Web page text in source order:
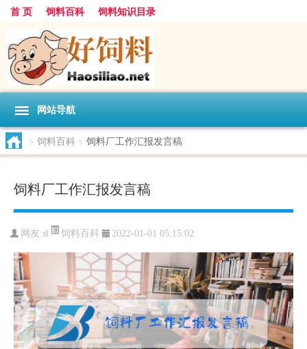
首 页 饲料百科 饲料知识目录
网站导航
> 饲料百科 > 饲料厂工作汇报发言稿
饲料厂工作汇报发言稿
网友:sl 饲料百科 2022-01-01 05:15:02